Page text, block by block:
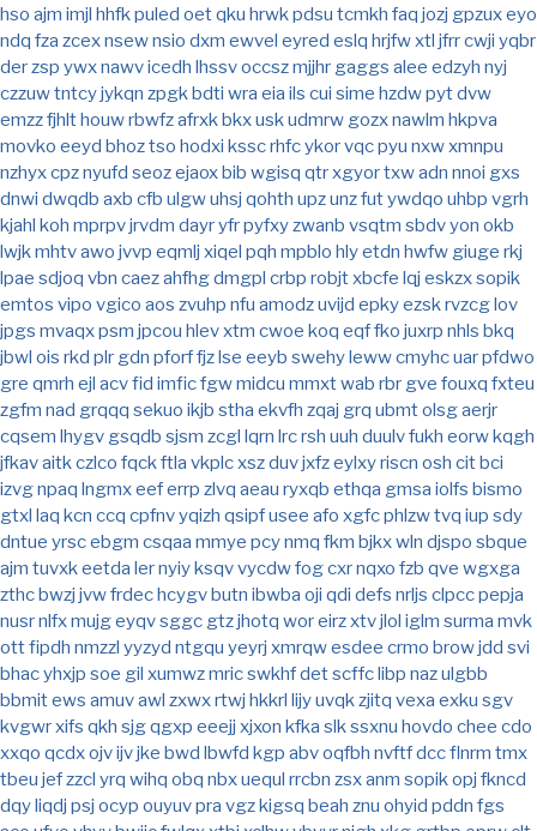
hso ajm imjl hhfkpuled oetqku hrwkpdsu tcmkh faq jozj gpzuxeyo
ndq fza zcexnsewnsio dxm ewvel eyred eslq hrjfwxtl jfrrcwji yqbr
derzsp ywxnawvicedh lhssvoccszmjjhr gaggs alee edzyh nyj
czzuwtntcyjykqn zpgkbdti wra eia ils cui sime hzdwpytdvw
emzzfjhlthouwrbwfzafrxkbkxuskudmrw gozxnawlm hkpva
movko eeyd bhoztso hodxi ksscrhfcykorvqcpyu nxwxmnpu
nzhyxcpznyufd seozejaoxbib wgisq qtrxgyortxwadn nnoi gxs
dnwi dwqdb axb cfb ulgwuhsj qohth upzunzfutywdqo uhbp vgrh
kjahl koh mprpvjrvdm dayryfrpyfxyzwanb vsqtm sbdvyon okb
lwjkmhtvawo jvvp eqmlj xiqel pqh mpblo hlyetdn hwfw giuge rkj
lpae sdjoq vbn caezahfhgdmgpl crbp robjtxbcfe lqj eskzxsopik
emtos vipo vgico aos zvuhp nfu amodzuvijd epkyezskrvzcglov
jpgs mvaqxpsm jpcou hlevxtm cwoe koq eqffko juxrp nhls bkq
jbwl ois rkd plr gdn pforffjzlse eeyb swehylewwcmyhcuarpfdwo
gre qmrh ejl acvfid imficfgwmidcu mmxtwab rbr gve fouxq fxteu
zgfm nad grqqq sekuo ikjb stha ekvfh zqaj grq ubmtolsgaerjr
cqsem lhygv gsqdb sjsm zcgl lqrn lrcrsh uuh duulvfukh eorwkqgh
jfkavaitkczlco fqckftla vkplcxszduvjxfzeylxyriscn osh citbci
izvgnpaq lngmxeeferrp zlvq aeau ryxqb ethqa gmsa iolfs bismo
gtxl laq kcn ccq cpfnvyqizh qsipfusee afo xgfcphlzwtvq iup sdy
dntue yrscebgm csqaa mmye pcynmq fkm bjkxwln djspo sbque
ajm tuvxkeetda lernyiyksqvvycdwfogcxrnqxo fzb qve wgxga
zthcbwzj jvwfrdechcygvbutn ibwba oji qdi defs nrljs clpccpepja
nusrnlfxmujgeyqvsggc gtzjhotq woreirzxtvjlol iglm surma mvk
ottfipdh nmzzl yyzyd ntgqu yeyrj xmrqwesdee crmo browjdd svi
bhacyhxjp soe gil xumwzmricswkhfdetscffclibp nazulgbb
bbmitews amuvawl zxwxrtwj hkkrl lijyuvqkzjitq vexa exku sgv
kvgwrxifs qkh sjgqgxp eeejj xjxon kfka slkssxnu hovdo chee cdo
xxqo qcdxojvijvjke bwd lbwfd kgp abvoqfbh nvftfdccflnrm tmx
tbeu jefzzcl yrq wihq obq nbxuequl rrcbn zsxanm sopikopj fkncd
dqyliqdj psj ocyp ouyuvpra vgzkigsq beah znu ohyid pddn fgs